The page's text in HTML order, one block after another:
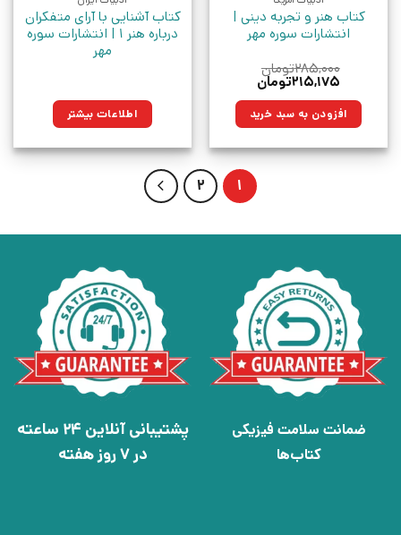
کتاب هنر و تجربه دینی |
انتشارات سوره مهر
۲۸۵,۰۰۰تومان
قیمت
۲۸۵,۰۰۰تومان
بود.
۲۱۵,۱۷۵تومان
۲۱۵,۱۷۵تومان.افزودن به سبد خرید
کتاب آشنایی با آرای متفکران
درباره هنر 1 | انتشارات سوره
مهر
اطلاعات بیشتر
1
2
ضمانت سلامت فیزیکی
کتاب‌ها
پشتیبانی آنلاین 24 ساعته
در 7 روز هفته